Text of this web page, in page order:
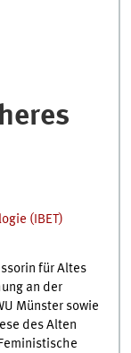
(IBET)
für Altes
an der
Münster sowie
des Alten